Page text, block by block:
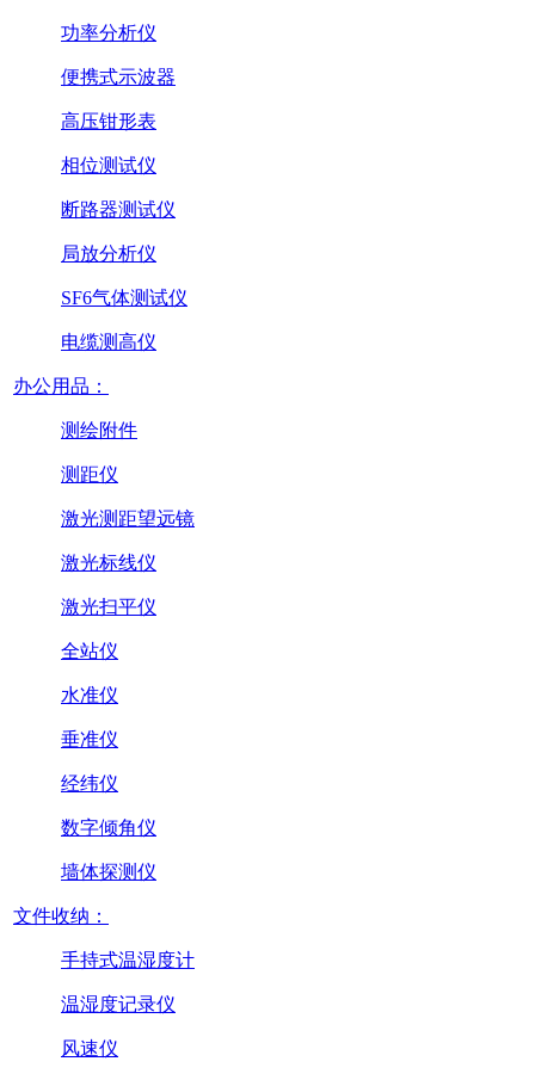
功率分析仪
便携式示波器
高压钳形表
相位测试仪
断路器测试仪
局放分析仪
SF6气体测试仪
电缆测高仪
办公用品：
测绘附件
测距仪
激光测距望远镜
激光标线仪
激光扫平仪
全站仪
水准仪
垂准仪
经纬仪
数字倾角仪
墙体探测仪
文件收纳：
手持式温湿度计
温湿度记录仪
风速仪